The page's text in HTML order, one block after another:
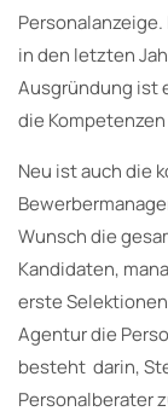
in den letzten
Ausgründung ist
die
Neu ist auch die
Wunsch die
Kandidaten,
erste
Agentur die
besteht darin,
Personalberater